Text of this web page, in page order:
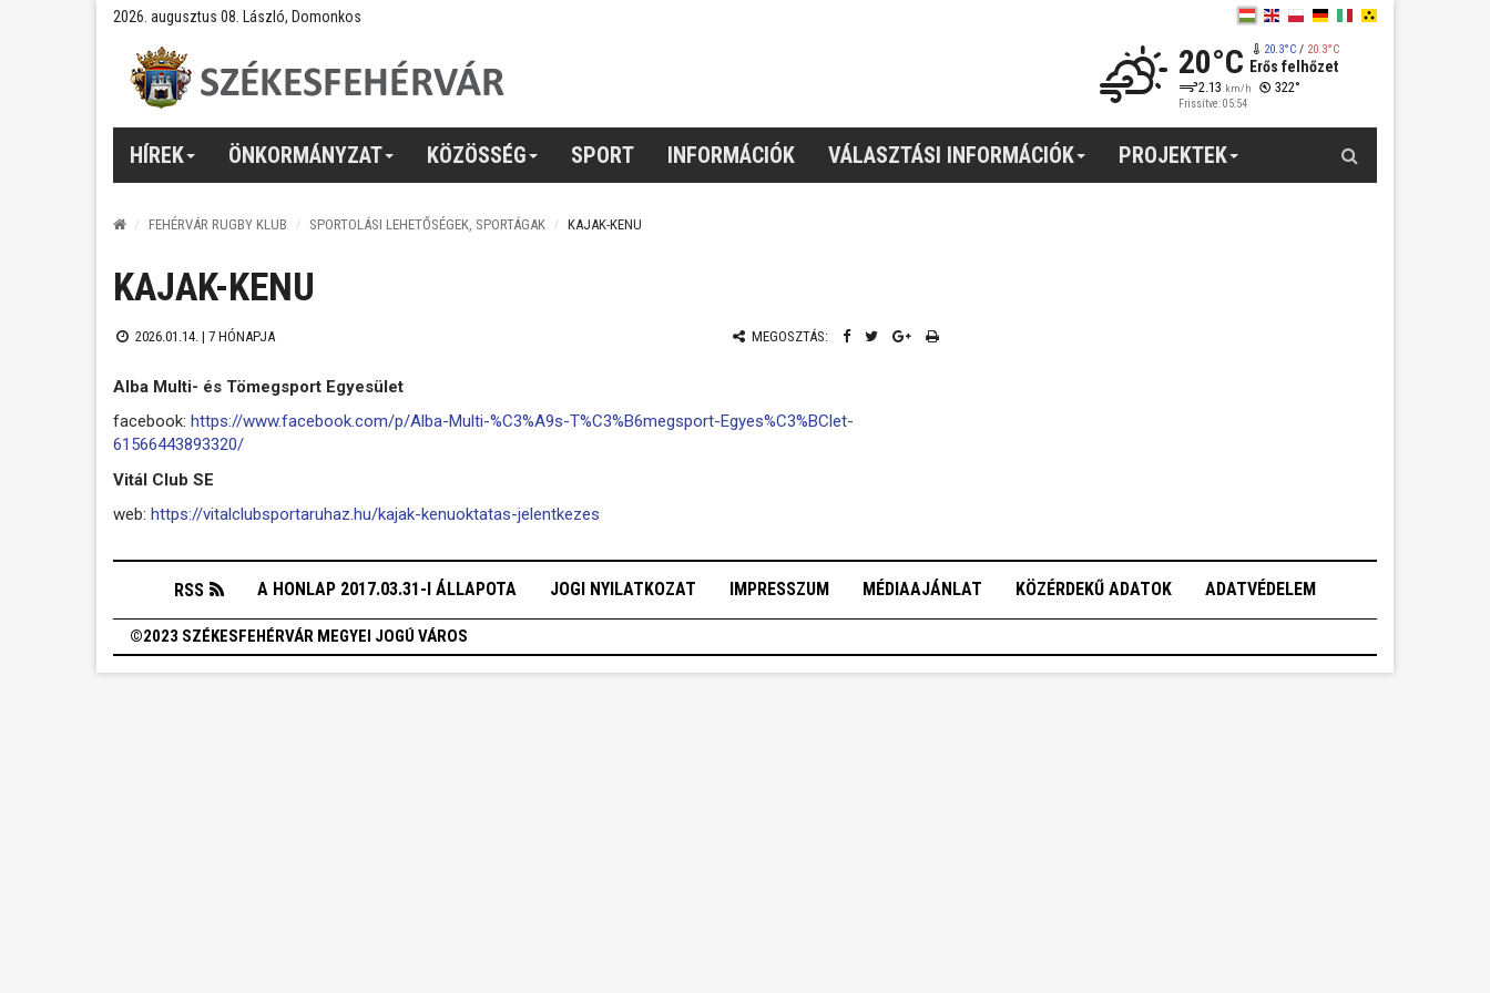
2026. augusztus 08. László, Domonkos
20°C 20.3°C/ 20.3°C
Erős felhőzet
2.13 km/h 322°
Frissítve: 05:54
HÍREK ÖNKORMÁNYZAT KÖZÖSSÉG SPORT INFORMÁCIÓK VÁLASZTÁSI INFORMÁCIÓK PROJEKTEK
FEHÉRVÁR RUGBY KLUB SPORTOLÁSI LEHETŐSÉGEK, SPORTÁGAK KAJAK-KENU
KAJAK-KENU
2026.01.14. | 7 HÓNAPJA MEGOSZTÁS:
Alba Multi- és Tömegsport Egyesület
facebook: https://www.facebook.com/p/Alba-Multi-%C3%A9s-T%C3%B6megsport-Egyes%C3%BClet-
61566443893320/
Vitál Club SE
web: https://vitalclubsportaruhaz.hu/kajak-kenuoktatas-jelentkezes
RSS A HONLAP 2017.03.31-I ÁLLAPOTA JOGI NYILATKOZAT IMPRESSZUM MÉDIAAJÁNLAT KÖZÉRDEKŰ ADATOK ADATVÉDELEM
©2023 SZÉKESFEHÉRVÁR MEGYEI JOGÚ VÁROS